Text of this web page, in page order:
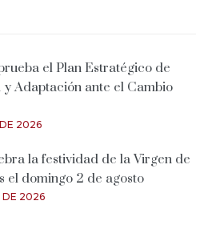
el Plan Estratégico de
Adaptación ante el Cambio
2026
la festividad de la Virgen de
el domingo 2 de agosto
DE 2026